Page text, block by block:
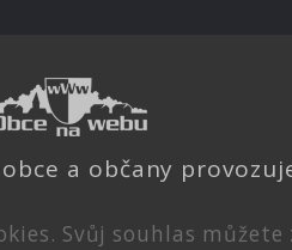
a občany
Svůj souhlas